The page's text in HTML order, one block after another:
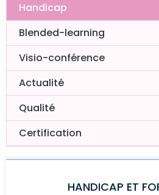
Handicap
Blended-learning
Visio-conférence
Actualité
Qualité
Certification
HANDICAP ET